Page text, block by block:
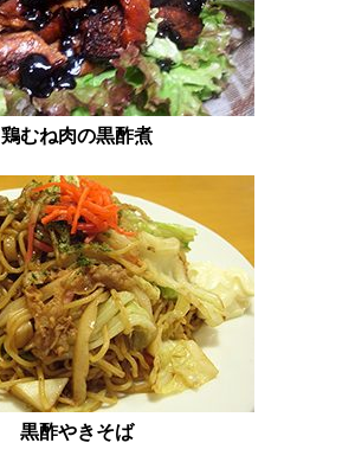
鶏むね肉の黒酢煮
黒酢やきそば